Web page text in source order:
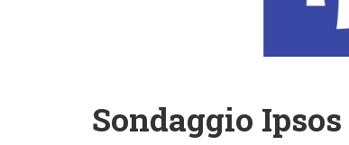
Sondaggio